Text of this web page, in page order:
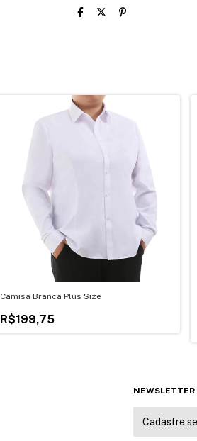
Camisa Branca Plus Size
R$199,75
NEWSLETTER